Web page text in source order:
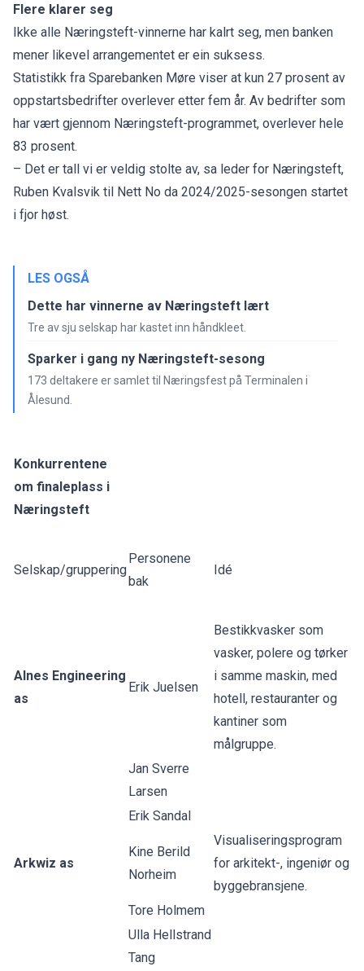
Flere klarer seg
Ikke alle Næringsteft-vinnerne har kalrt seg, men banken
mener likevel arrangementet er ein suksess.
Statistikk fra Sparebanken Møre viser at kun 27 prosent av
oppstartsbedrifter overlever etter fem år. Av bedrifter som
har vært gjennom Næringsteft-programmet, overlever hele
83 prosent.
– Det er tall vi er veldig stolte av, sa leder for Næringsteft,
Ruben Kvalsvik til Nett No da 2024/2025-sesongen startet
i fjor høst.
LES OGSÅ
Dette har vinnerne av Næringsteft lært
Tre av sju selskap har kastet inn håndkleet.
Sparker i gang ny Næringsteft-sesong
173 deltakere er samlet til Næringsfest på Terminalen i
Ålesund.
Konkurrentene
om finaleplass i
Næringsteft
Selskap/gruppering
Personene
bak
Idé
Alnes Engineering
as
Erik Juelsen
Bestikkvasker som
vasker, polere og tørker
i samme maskin, med
hotell, restauranter og
kantiner som
målgruppe.
Jan Sverre
Larsen
Erik Sandal
Arkwiz as
Kine Berild
Norheim
Visualiseringsprogram
for arkitekt-, ingeniør og
byggebransjene.
Tore Holmem
Ulla Hellstrand
Tang